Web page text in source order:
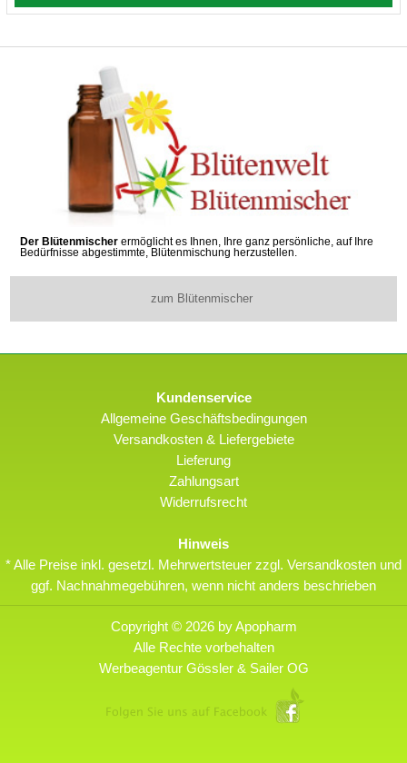
Der Blütenmischer ermöglicht es Ihnen, Ihre ganz persönliche, auf Ihre
Bedürfnisse abgestimmte, Blütenmischung herzustellen.
zum Blütenmischer
Kundenservice
Allgemeine Geschäftsbedingungen
Versandkosten & Liefergebiete
Lieferung
Zahlungsart
Widerrufsrecht
Hinweis
* Alle Preise inkl. gesetzl. Mehrwertsteuer zzgl. Versandkosten und
ggf. Nachnahmegebühren, wenn nicht anders beschrieben
Copyright © 2026 by Apopharm
Alle Rechte vorbehalten
Werbeagentur Gössler & Sailer OG